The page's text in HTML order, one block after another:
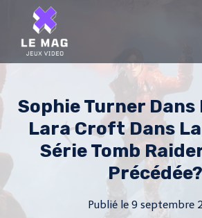
content
Sophie Turner Dans
Lara Croft Dans
Série Tomb
Précédée?
Publié le 9 septembre